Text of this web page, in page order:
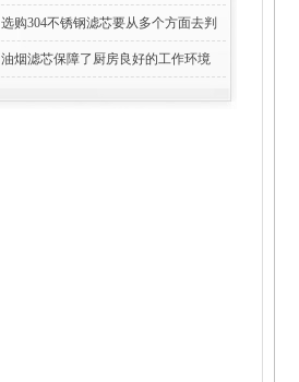
选购304不锈钢滤芯要从多个方面去判
断
油烟滤芯保障了厨房良好的工作环境